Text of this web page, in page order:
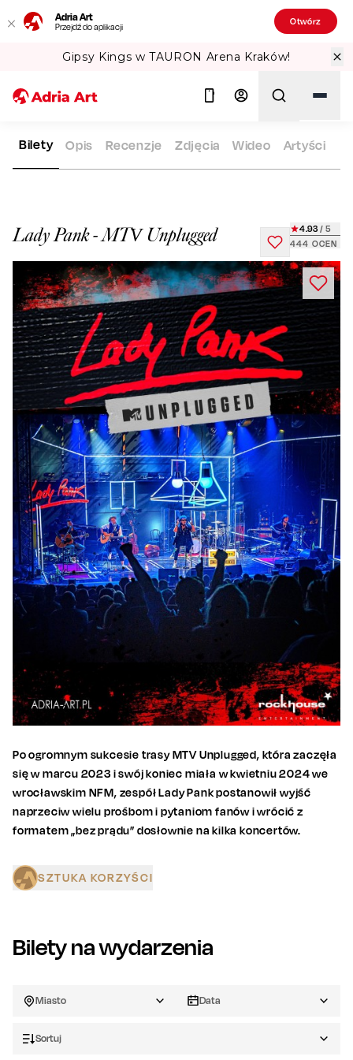
Adria Art
Przejdź do aplikacji Otwórz
Gipsy Kings w TAURON Arena Kraków!
ADRIA ART REPERTUAR LADY PANK - MTV UNPLUGGED
Lady Pank - MTV Unplugged 444 OCEN
4.93 / 5
Bilety Opis Recenzje Zdjęcia Wideo Artyści
Po ogromnym sukcesie trasy MTV Unplugged, która zaczęła
się w marcu 2023 i swój koniec miała w kwietniu 2024 we
wrocławskim NFM, zespół Lady Pank postanowił wyjść
naprzeciw wielu prośbom i pytaniom fanów i wrócić z
formatem „bez prądu” dosłownie na kilka koncertów.
SZTUKA KORZYŚCI
Bilety na wydarzenia
Miasto Data
Sortuj